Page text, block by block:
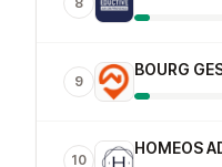
9
BOURG
10
HOMEOS